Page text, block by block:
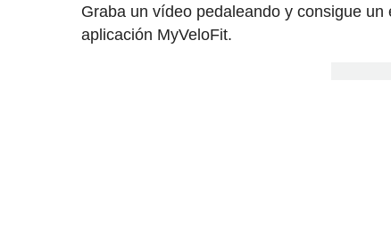
Graba un vídeo pedaleando y consigue
aplicación MyVeloFit.